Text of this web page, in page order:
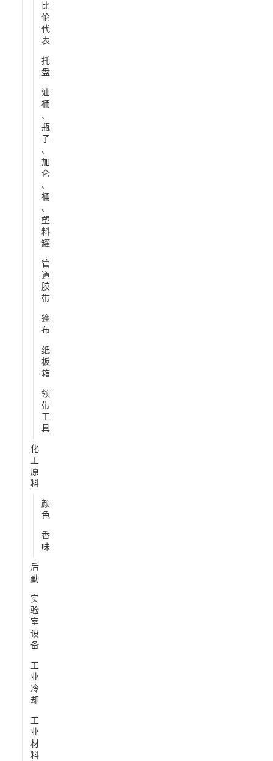
比
伦
代
表
托
盘
油
桶
、
瓶
子
、
加
仑
、
桶
、
塑
料
罐
管
道
胶
带
篷
布
纸
板
箱
领
带
工
具
化
工
原
料
颜
色
香
味
后
勤
实
验
室
设
备
工
业
冷
却
工
业
材
料